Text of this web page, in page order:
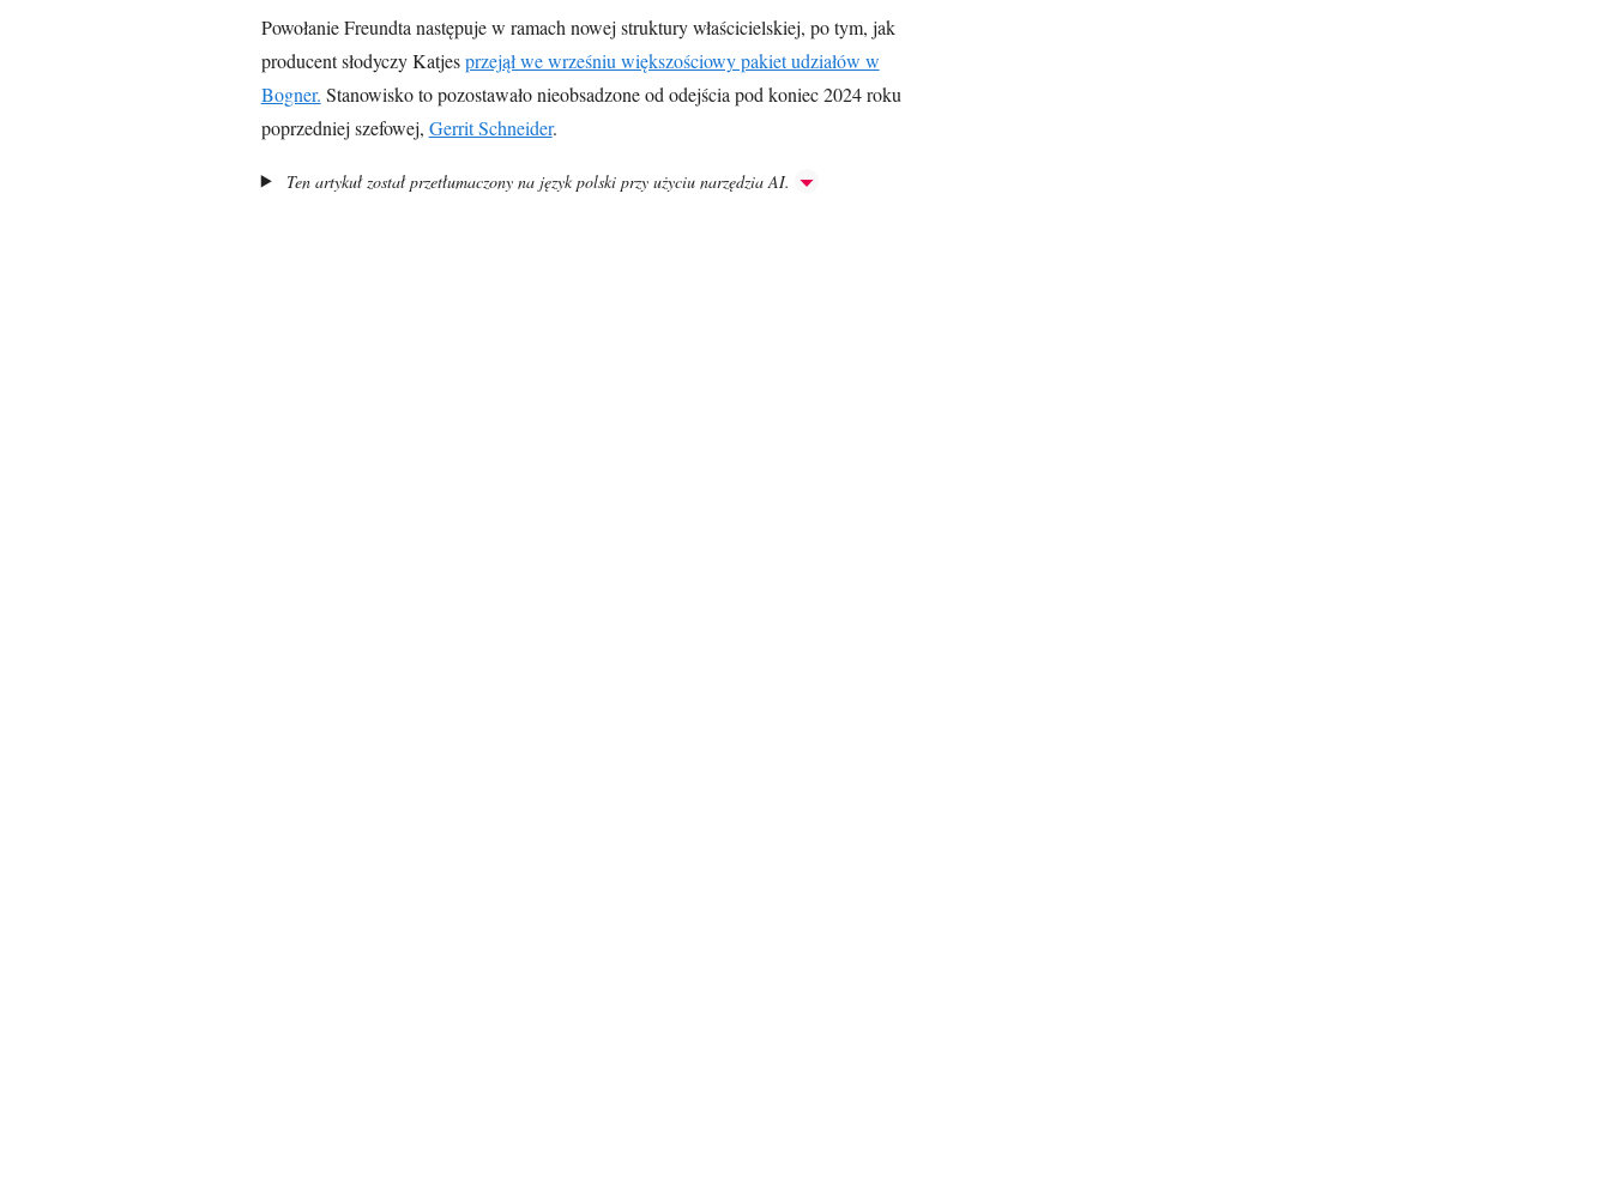
Powołanie Freundta następuje w ramach nowej struktury właścicielskiej, po tym, jak
producent słodyczy Katjesprzejął we wrześniu większościowy pakiet udziałów w
Bogner. Stanowisko to pozostawało nieobsadzone od odejścia pod koniec 2024 roku
poprzedniej szefowej, Gerrit Schneider.
Ten artykuł został przetłumaczony na język polski przy użyciu narzędzia AI.